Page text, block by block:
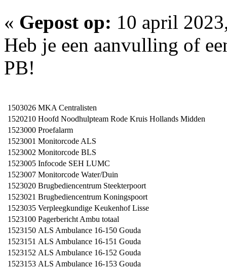
« Gepost op: 10 april
Heb je een aanvulling of
PB!
1503026 MKA Centralisten
1520210 Hoofd Noodhulpteam Rode Kruis Hollands Midden
1523000 Proefalarm
1523001 Monitorcode ALS
1523002 Monitorcode BLS
1523005 Infocode SEH LUMC
1523007 Monitorcode Water/Duin
1523020 Brugbediencentrum Steekterpoort
1523021 Brugbediencentrum Koningspoort
1523035 Verpleegkundige Keukenhof Lisse
1523100 Pagerbericht Ambu totaal
1523150 ALS Ambulance 16-150 Gouda
1523151 ALS Ambulance 16-151 Gouda
1523152 ALS Ambulance 16-152 Gouda
1523153 ALS Ambulance 16-153 Gouda